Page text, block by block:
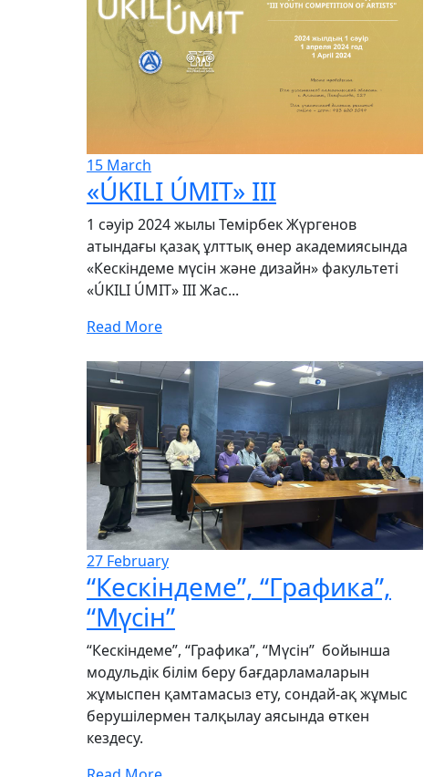
15 March
«ÚKILI ÚMIT» III
1 сәуір 2024 жылы Темірбек Жүргенов
атындағы қазақ ұлттық өнер академиясында
«Кескіндеме мүсін және дизайн» факультеті
«ÚKILI ÚMIT» III Жас...
Read More
27 February
“Кескіндеме”, “Графика”,
“Мүсін”
“Кескіндеме”, “Графика”, “Мүсін” бойынша
модульдік білім беру бағдарламаларын
жұмыспен қамтамасыз ету, сондай-ақ жұмыс
берушілермен талқылау аясында өткен
кездесу.